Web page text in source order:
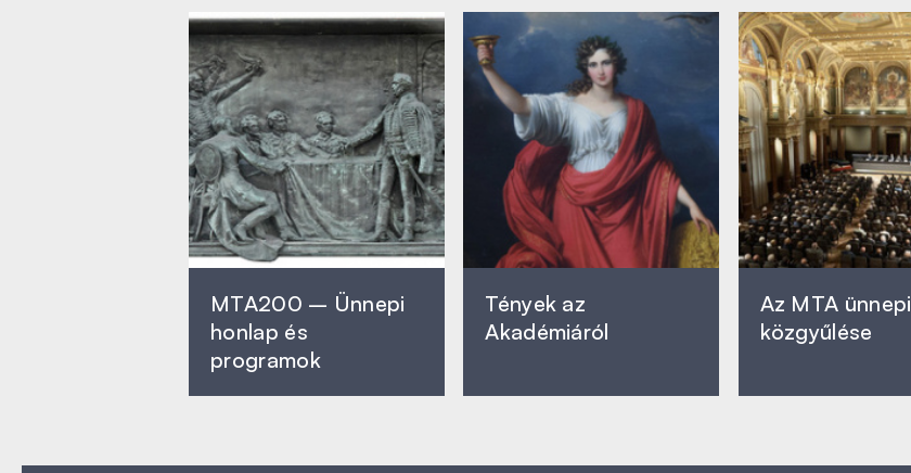
MTA200 – Ünnepi
honlap és
programok
Tények az
Akadémiáról
Az MTA ünnepi
közgyűlése